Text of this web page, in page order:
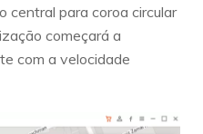
central para coroa circular
começará a
com a velocidade